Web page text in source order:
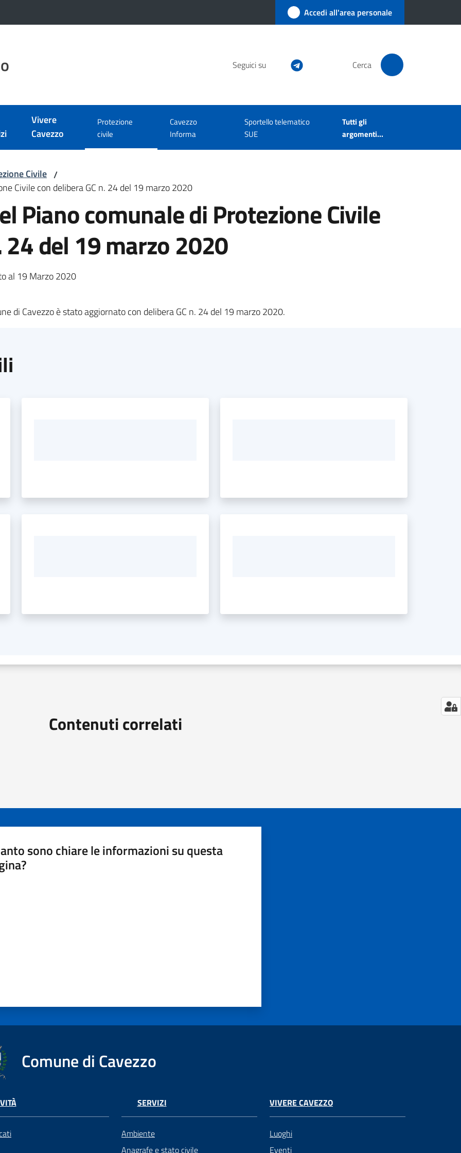
Accedi all'area personale
Seguici su Cerca
Vivere
Cavezzo
Protezione
civile
Menu selezionato
Cavezzo
Informa
Sportello telematico
SUE
Tutti gli
argomenti...
Civile /
Civile con delibera GC n. 24 del 19 marzo 2020
Piano comunale di Protezione Civile
24 del 19 marzo 2020
al 19 Marzo 2020
di Cavezzo è stato aggiornato con delibera GC n. 24 del 19 marzo 2020.
Contenuti correlati
sono chiare le informazioni su questa
Comune di Cavezzo
SERVIZI
Ambiente
Anagrafe e stato civile
VIVERE CAVEZZO
Luoghi
Eventi